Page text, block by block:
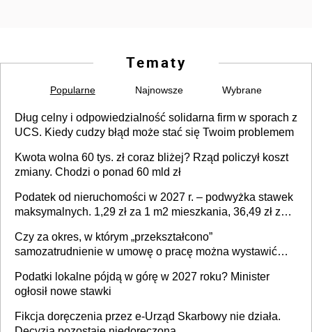
Tematy
Popularne Najnowsze Wybrane
Dług celny i odpowiedzialność solidarna firm w sporach z
UCS. Kiedy cudzy błąd może stać się Twoim problemem
Kwota wolna 60 tys. zł coraz bliżej? Rząd policzył koszt
zmiany. Chodzi o ponad 60 mld zł
Podatek od nieruchomości w 2027 r. – podwyżka stawek
maksymalnych. 1,29 zł za 1 m2 mieszkania, 36,49 zł za 1
działalności gospodarczej
Czy za okres, w którym „przekształcono”
samozatrudnienie w umowę o pracę można wystawić
jedynym racjonalnym wyjściem
Podatki lokalne pójdą w górę w 2027 roku? Minister
ogłosił nowe stawki
Fikcja doręczenia przez e-Urząd Skarbowy nie działa.